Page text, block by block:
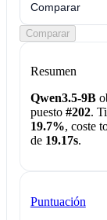
Comparar
Comparar
Resumen
Qwen3.5-9B
puesto #202.
19.7%, coste
de 19.17s.
Puntuación